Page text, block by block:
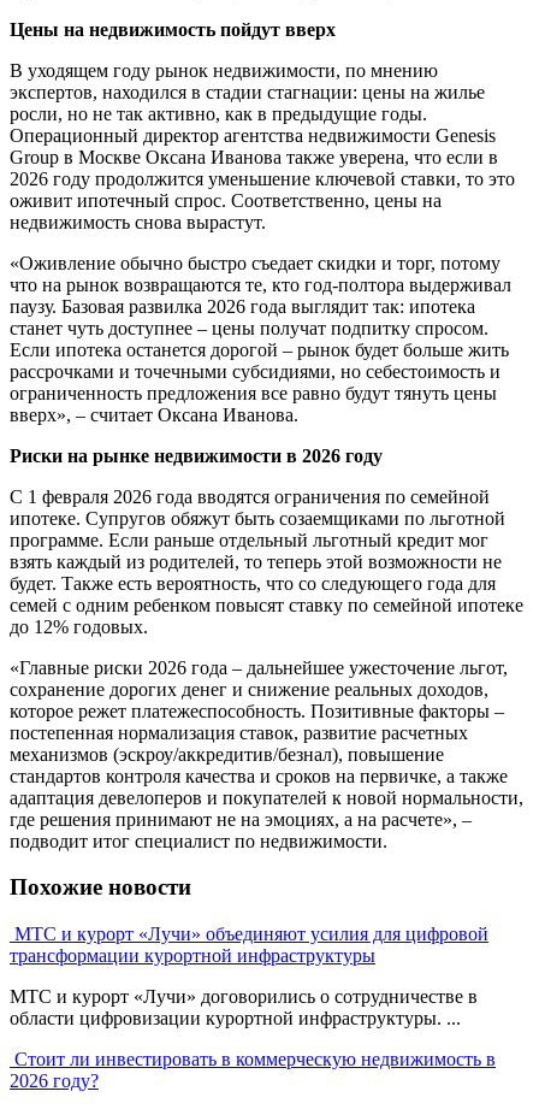
Цены на недвижимость пойдут вверх
В уходящем году рынок недвижимости, по мнению
экспертов, находился в стадии стагнации: цены на жилье
росли, но не так активно, как в предыдущие годы.
Операционный директор агентства недвижимости Genesis
Group в Москве Оксана Иванова также уверена, что если в
2026 году продолжится уменьшение ключевой ставки, то это
оживит ипотечный спрос. Соответственно, цены на
недвижимость снова вырастут.
«Оживление обычно быстро съедает скидки и торг, потому
что на рынок возвращаются те, кто год-полтора выдерживал
паузу. Базовая развилка 2026 года выглядит так: ипотека
станет чуть доступнее – цены получат подпитку спросом.
Если ипотека останется дорогой – рынок будет больше жить
рассрочками и точечными субсидиями, но себестоимость и
ограниченность предложения все равно будут тянуть цены
вверх», – считает Оксана Иванова.
Риски на рынке недвижимости в 2026 году
С 1 февраля 2026 года вводятся ограничения по семейной
ипотеке. Супругов обяжут быть созаемщиками по льготной
программе. Если раньше отдельный льготный кредит мог
взять каждый из родителей, то теперь этой возможности не
будет. Также есть вероятность, что со следующего года для
семей с одним ребенком повысят ставку по семейной ипотеке
до 12% годовых.
«Главные риски 2026 года – дальнейшее ужесточение льгот,
сохранение дорогих денег и снижение реальных доходов,
которое режет платежеспособность. Позитивные факторы –
постепенная нормализация ставок, развитие расчетных
механизмов (эскроу/аккредитив/безнал), повышение
стандартов контроля качества и сроков на первичке, а также
адаптация девелоперов и покупателей к новой нормальности,
где решения принимают не на эмоциях, а на расчете», –
подводит итог специалист по недвижимости.
Похожие новости
МТС и курорт «Лучи» объединяют усилия для цифровой
трансформации курортной инфраструктуры
МТС и курорт «Лучи» договорились о сотрудничестве в
области цифровизации курортной инфраструктуры. ...
Стоит ли инвестировать в коммерческую недвижимость в
2026 году?